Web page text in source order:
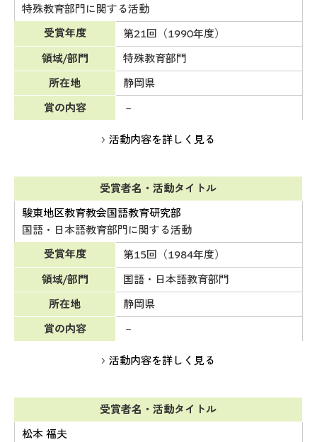
特殊教育部門に関する活動
受賞年度
第21回（1990年度）
領域/部門
特殊教育部門
所在地
静岡県
賞の内容
－
活動内容を詳しく見る
受賞者名・活動タイトル
駿東地区教育教会国語教育研究部
国語・日本語教育部門に関する活動
受賞年度
第15回（1984年度）
領域/部門
国語・日本語教育部門
所在地
静岡県
賞の内容
－
活動内容を詳しく見る
受賞者名・活動タイトル
松本 福夫